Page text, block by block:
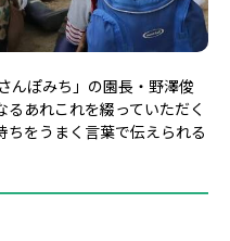
んぽみち」の園長・野澤俊
あれこれを綴っていただく
をうまく言葉で伝えられる